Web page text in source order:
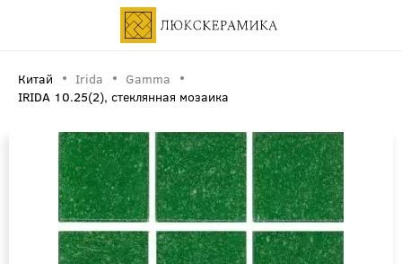
Китай Irida
Gamma
IRIDA 10.25(2), стеклянная мозаика